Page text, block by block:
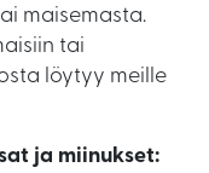
maisemasta.
tai
löytyy meille
ja miinukset: